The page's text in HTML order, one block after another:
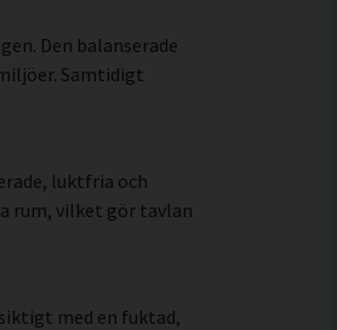
Den balanserade
Samtidigt
luktfria och
rum, vilket gör tavlan
med en fuktad,